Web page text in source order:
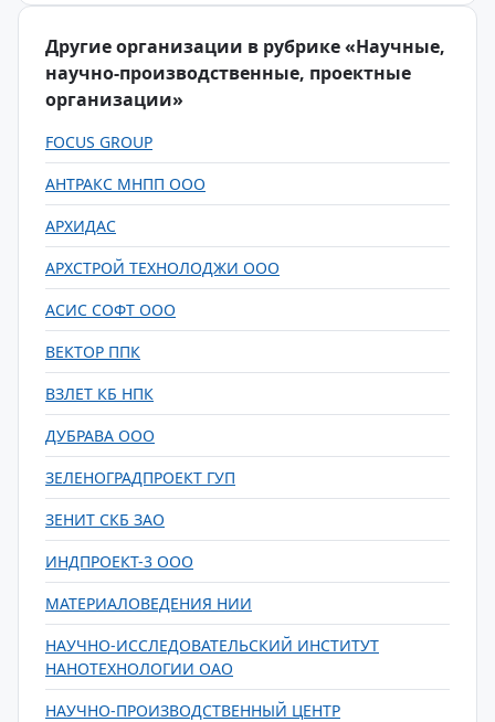
Другие организации в рубрике «Научные,
научно-производственные, проектные
организации»
FOCUS GROUP
АНТРАКС МНПП ООО
АРХИДАС
АРХСТРОЙ ТЕХНОЛОДЖИ ООО
АСИС СОФТ ООО
ВЕКТОР ППК
ВЗЛЕТ КБ НПК
ДУБРАВА ООО
ЗЕЛЕНОГРАДПРОЕКТ ГУП
ЗЕНИТ СКБ ЗАО
ИНДПРОЕКТ-3 ООО
МАТЕРИАЛОВЕДЕНИЯ НИИ
НАУЧНО-ИССЛЕДОВАТЕЛЬСКИЙ ИНСТИТУТ
НАНОТЕХНОЛОГИИ ОАО
НАУЧНО-ПРОИЗВОДСТВЕННЫЙ ЦЕНТР